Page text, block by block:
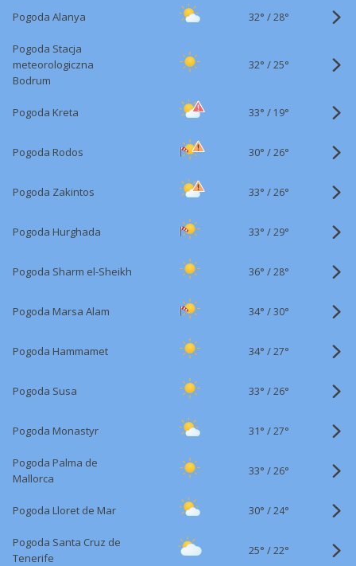
Pogoda Alanya 32° /28°
Pogoda Stacja
meteorologiczna
Bodrum
32° /25°
Pogoda Kreta 33° / 19°
Pogoda Rodos 30° /26°
Pogoda Zakintos 33° /26°
Pogoda Hurghada 33° /29°
Pogoda Sharm el-Sheikh 36° /28°
Pogoda Marsa Alam 34° /30°
Pogoda Hammamet 34° /27°
Pogoda Susa 33° /26°
Pogoda Monastyr 31° /27°
Pogoda Palma de
Mallorca
33° /26°
Pogoda Lloret de Mar 30° /24°
Pogoda Santa Cruz de
Tenerife
25° /22°